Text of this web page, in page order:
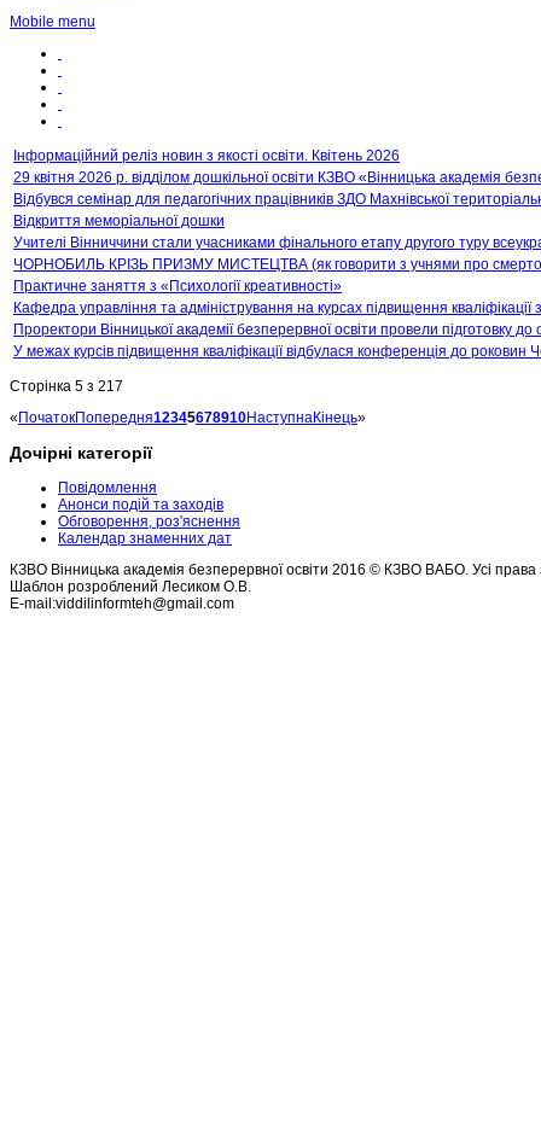
Mobile menu
Інформаційний реліз новин з якості освіти. Квітень 2026
29 квітня 2026 р. відділом дошкільної освіти КЗВО «Вінницька академія
Відбувся семінар для педагогічних працівників ЗДО Махнівської
Відкриття меморіальної дошки
Учителі Вінниччини стали учасниками фінального етапу другого туру
ЧОРНОБИЛЬ КРІЗЬ ПРИЗМУ МИСТЕЦТВА (як говорити з учнями про
Практичне заняття з «Психології креативності»
Кафедра управління та адміністрування на курсах підвищення
Проректори Вінницької академії безперервної освіти провели підготовку до
У межах курсів підвищення кваліфікації відбулася конференція до роковин
Сторінка 5 з 217
« ПочатокПопередня12345678910НаступнаКінець»
Дочірні категорії
Повідомлення
Анонси подій та заходів
Обговорення, роз'яснення
Календар знаменних дат
КЗВО Вінницька академія безперервної освіти 2016 © КЗВО ВАБО. Усі права
Шаблон розроблений Лесиком О.В.
E-mail:viddilinformteh@gmail.com